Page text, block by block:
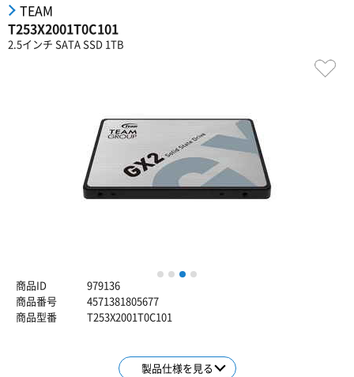
TEAM
T253X2001T0C101
2.5インチ SATA SSD 1TB
1 2 3
商品ID
979136
商品番号
4571381805677
商品型番
T253X2001T0C101
製品仕様を見る